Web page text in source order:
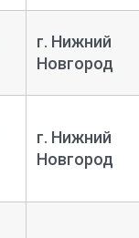
г. Нижний
Новгород
г. Нижний
Новгород